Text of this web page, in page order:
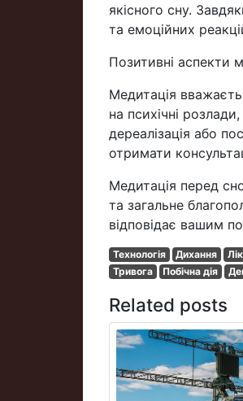
якісного сну.
та емоційних
Позитивні аспекти
Медитація
на психічні
дереалізація або
отримати
Медитація перед
та загальне
відповідає вашим
Технологія Дихання
Тривога
Побічна дія
Related posts